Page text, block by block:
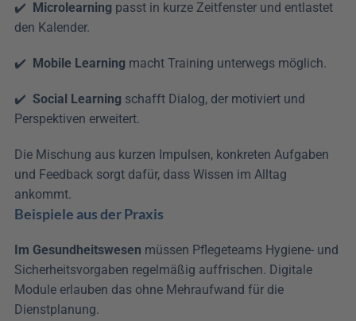
✔️ Microlearning passt in kurze Zeitfenster und entlastet
den Kalender.
✔️ Mobile Learning macht Training unterwegs möglich.
✔️ Social Learning schafft Dialog, der motiviert und
Perspektiven erweitert.
Die Mischung aus kurzen Impulsen, konkreten Aufgaben
und Feedback sorgt dafür, dass Wissen im Alltag
ankommt.
Beispiele aus der Praxis
Im Gesundheitswesen müssen Pflegeteams Hygiene- und
Sicherheitsvorgaben regelmäßig auffrischen. Digitale
Module erlauben das ohne Mehraufwand für die
Dienstplanung.